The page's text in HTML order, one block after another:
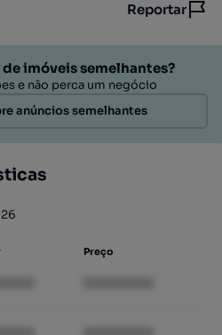
Reportar
de imóveis semelhantes?
e não perca um negócio
anúncios semelhantes
Preço